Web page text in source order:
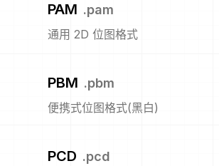
PAM .pam
通用 2D 位图格式
PBM .pbm
便携式位图格式(黑白)
PCD .pcd